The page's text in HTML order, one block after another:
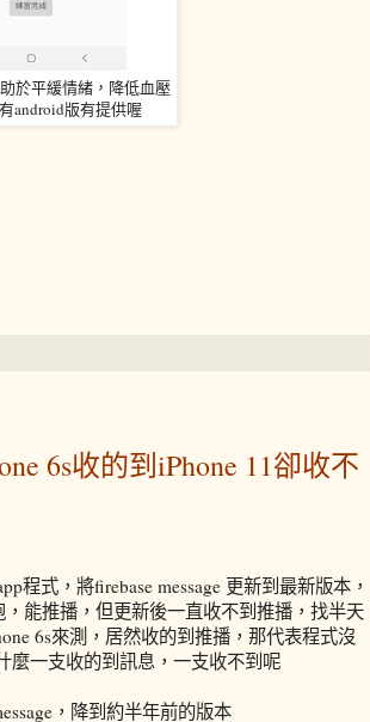
於平緩情緒，降低血壓
android版有提供喔
6s收的到iPhone 11卻收不
程式，將firebase message 更新到最新版本，
能推播，但更新後一直收不到推播，找半天
6s來測，居然收的到推播，那代表程式沒
麼一支收的到訊息，一支收不到呢
，降到約半年前的版本